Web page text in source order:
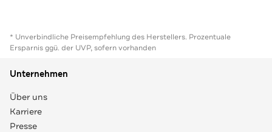
* Unverbindliche Preisempfehlung des Herstellers. Prozentuale
Ersparnis ggü. der UVP, sofern vorhanden
Unternehmen
Über uns
Karriere
Presse